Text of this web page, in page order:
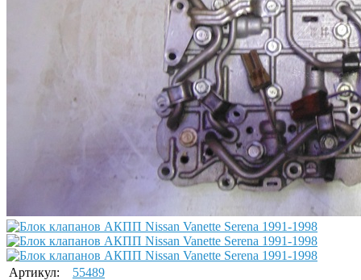
Артикул:
55489